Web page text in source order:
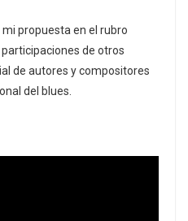
propuesta en el rubro
de otros
de autores y compositores
del blues.